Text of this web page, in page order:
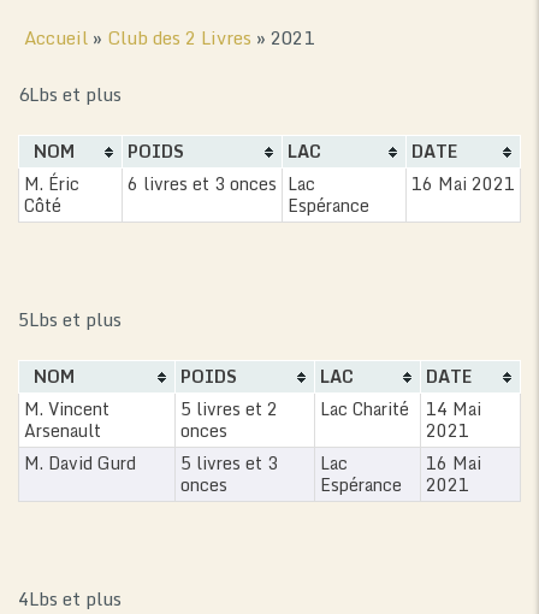
Accueil » Club des 2 Livres » 2021
6Lbs et plus
NOM POIDS LAC
DATE
M. Éric
Côté
6 livres et 3 onces Lac
Espérance
16 Mai 2021
5Lbs et plus
NOM POIDS LAC
DATE
M. Vincent
Arsenault
5 livres et 2
onces
Lac Charité 14 Mai
2021
M. David Gurd
5 livres et 3
onces
Lac
Espérance
16 Mai
2021
4Lbs et plus